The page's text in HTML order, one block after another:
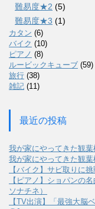
難易度★2 (5)
難易度★3 (1)
カタン (6)
バイク (10)
ピアノ (8)
ルービックキューブ (59)
旅行 (38)
雑記 (11)
最近の投稿
我が家にやってきた観
我が家にやってきた観
【バイク】サビ取りに
【ピアノ】ショパンの
ソナチネ）
【TV出演】「最強大脳